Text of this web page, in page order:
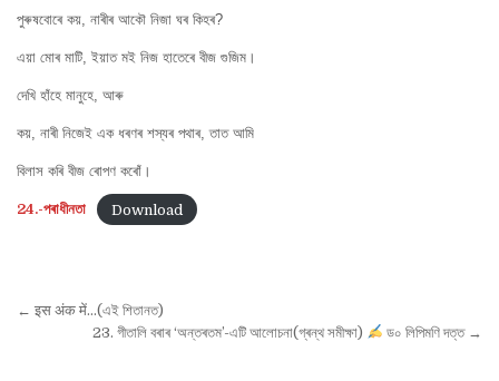
পুৰুষবোৰে কয়, নাৰীৰ আকৌ নিজা ঘৰ কিহৰ?
এয়া মোৰ মাটি, ইয়াত মই নিজ হাতেৰে বীজ গুজিম।
দেখি হাঁহে মানুহে, আৰু
কয়, নাৰী নিজেই এক ধৰণৰ শস্যৰ পথাৰ, তাত আমি
বিলাস কৰি বীজ ৰোপণ কৰোঁ।
24.-পৰাধীনতা Download
Post
navigation
← इस अंक में…(এই শিতানত)
23. গীতালি বৰাৰ ‘অন্তৰতম’-এটি আলোচনা(গ্ৰন্থ সমীক্ষা)
ড০ লিপিমণি দত্ত →